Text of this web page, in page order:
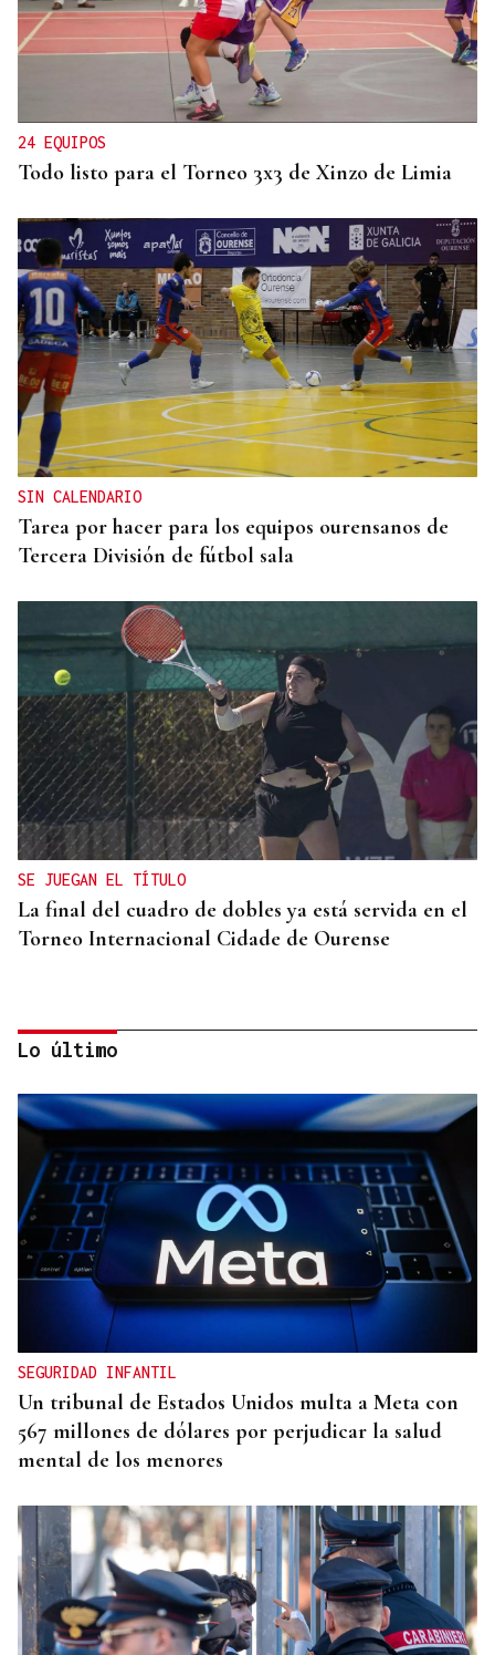
24 EQUIPOS
Todo listo para el Torneo 3x3 de Xinzo de Limia
SIN CALENDARIO
Tarea por hacer para los equipos ourensanos de
Tercera División de fútbol sala
SE JUEGAN EL TÍTULO
La final del cuadro de dobles ya está servida en el
Torneo Internacional Cidade de Ourense
TERCERA FEDERACIÓN
El Arenteiro salda la deuda con los jugadores un
día antes del final del plazo
Lo último
SEGURIDAD INFANTIL
Un tribunal de Estados Unidos multa a Meta con
567 millones de dólares por perjudicar la salud
mental de los menores